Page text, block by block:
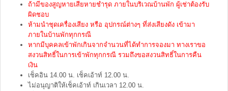
ถ้ามีของสูญหายเสียหายชำรุด ภายในบริเวณบ้านพัก ผู้เช่าต้องรับ
ผิดชอบ
ห้ามนำชุดเครื่องเสียง หรือ อุปกรณ์ต่างๆ ที่ส่งเสียงดัง เข้ามา
ภายในบ้านพักทุกกรณี
หากมีบุคคลเข้าพักเกินจากจำนวนที่ได้ทำการจองมา ทางเราขอ
สงวนสิทธิ์ในการเข้าพักทุกกรณี รวมถึงขอสงวนสิทธิ์ในการคืน
เงิน
เช็คอิน 14.00 น. เช็คเอ้าท์ 12.00 น.
ไม่อนุญาติให้เช็คเอ้าท์ เกินเวลา 12.00 น.